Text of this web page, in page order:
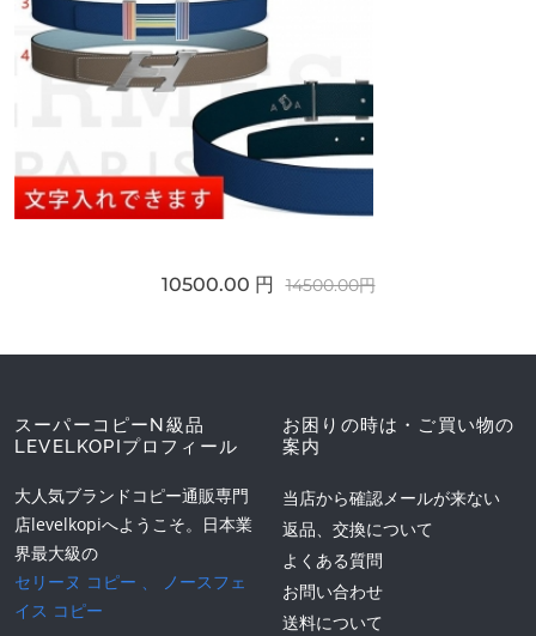
10500.00 円 14500.00円
スーパーコピーN級品
LEVELKOPIプロフィール
大人気ブランドコピー通販専門
店levelkopiへようこそ。日本業
界最大級の
セリーヌ コピー 、
ノースフェ
イス コピー
お困りの時は・ご買い物の
案内
当店から確認メールが来ない
返品、交換について
よくある質問
お問い合わせ
送料について